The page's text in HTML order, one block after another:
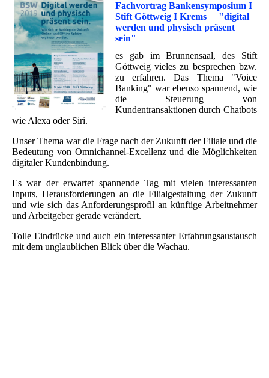
Fachvortrag Bankensymposium I
Stift Göttweig I Krems "digital
werden und physisch präsent
sein"
es gab im Brunnensaal, des Stift
Göttweig vieles zu besprechen bzw.
zu erfahren. Das Thema "Voice
Banking" war ebenso spannend, wie
die Steuerung von
Kundentransaktionen durch Chatbots
wie Alexa oder Siri.
Unser Thema war die Frage nach der Zukunft der Filiale und die
Bedeutung von Omnichannel-Excellenz und die Möglichkeiten
digitaler Kundenbindung.
Es war der erwartet spannende Tag mit vielen interessanten
Inputs, Herausforderungen an die Filialgestaltung der Zukunft
und wie sich das Anforderungsprofil an künftige Arbeitnehmer
und Arbeitgeber gerade verändert.
Tolle Eindrücke und auch ein interessanter Erfahrungsaustausch
mit dem unglaublichen Blick über die Wachau.